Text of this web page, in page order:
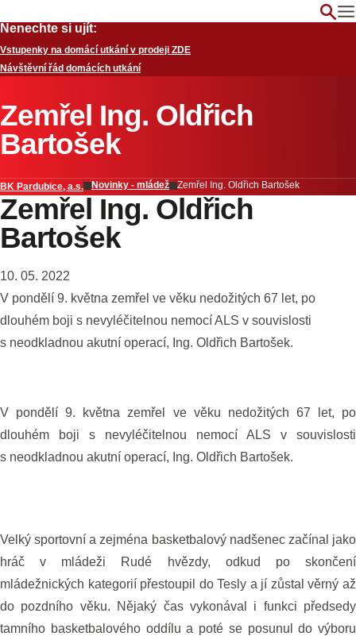
Nenechte si ujít:
Vstupenky na domácí utkání v prodeji ZDE
Návštěvní řád domácích utkání
Zemřel Ing. Oldřich
Bartošek
BK Pardubice, a.s. Novinky - mládež Zemřel Ing. Oldřich Bartošek
Zemřel Ing. Oldřich
Bartošek
10. 05. 2022
V pondělí 9. května zemřel ve věku nedožitých 67 let, po
dlouhém boji s nevyléčitelnou nemocí ALS v souvislosti
s neodkladnou akutní operací, Ing. Oldřich Bartošek.
V pondělí 9. května zemřel ve věku nedožitých 67 let, po
dlouhém boji s nevyléčitelnou nemocí ALS v souvislosti
s neodkladnou akutní operací, Ing. Oldřich Bartošek.
Velký sportovní a zejména basketbalový nadšenec začínal jako
hráč v mládeži Rudé hvězdy, odkud po skončení
mládežnických kategorií přestoupil do Tesly a jí zůstal věrný až
do pozdního věku. Nějaký čas vykonával i funkci předsedy
tamního basketbalového oddílu a poté se posunul do výboru